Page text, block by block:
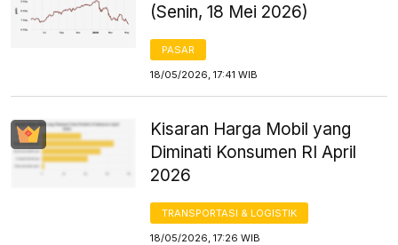
(Senin, 18 Mei 2026)
PASAR
18/05/2026, 17:41 WIB
Kisaran Harga Mobil yang
Diminati Konsumen RI April
2026
TRANSPORTASI & LOGISTIK
18/05/2026, 17:26 WIB